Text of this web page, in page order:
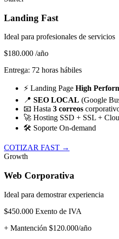
Landing Fast
Ideal para profesionales de servicios
$180.000 /año
Entrega: 72 horas hábiles
⚡ Landing Page High
📍 SEO LOCAL (Google
📧 Hasta 3 correos
🚀 Hosting SSD + SSL +
🛠️ Soporte On-demand
COTIZAR FAST →
Growth
Web Corporativa
Ideal para demostrar experiencia
$450.000 Exento de IVA
+ Mantención $120.000/año